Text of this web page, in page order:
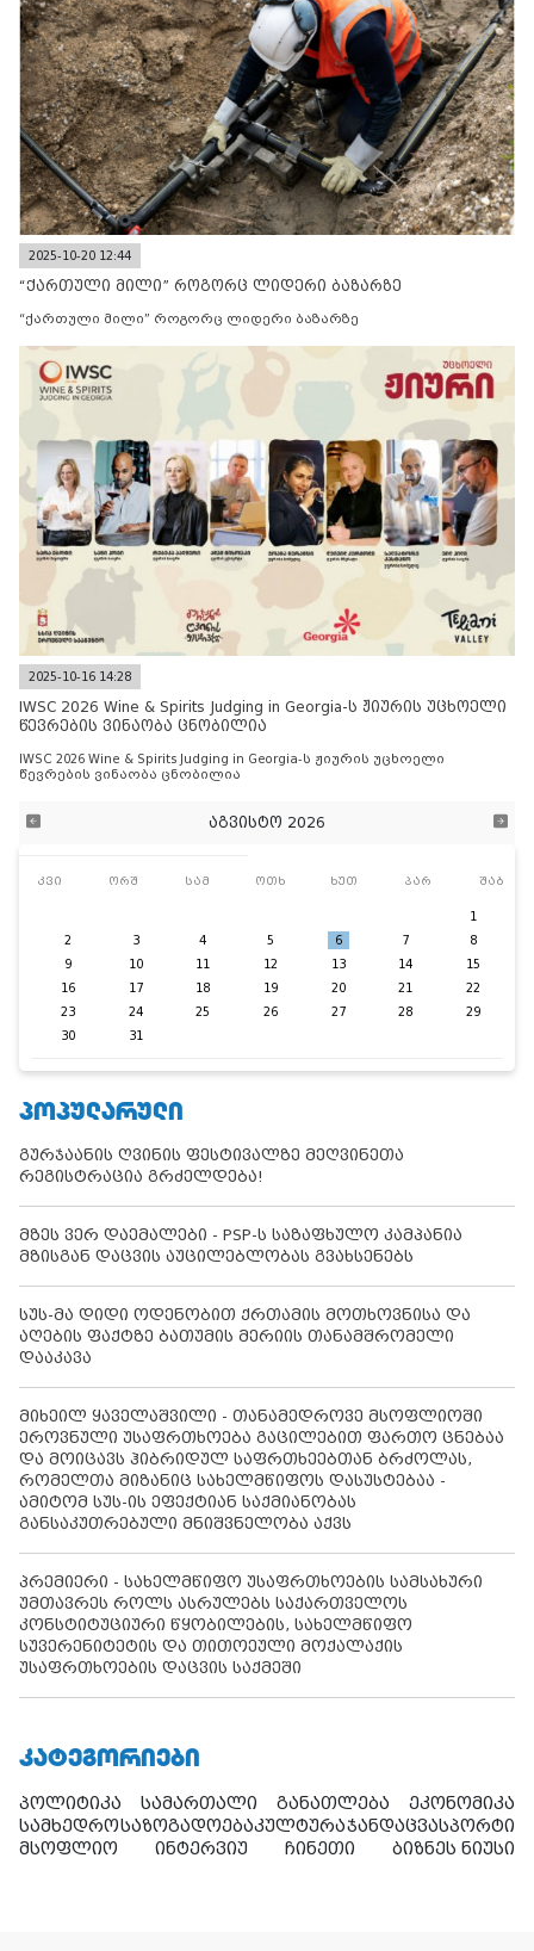
2025-10-20 12:44
“ქართული მილი” როგორც ლიდერი ბაზარზე
“ქართული მილი” როგორც ლიდერი ბაზარზე
2025-10-16 14:28
IWSC 2026 Wine & Spirits Judging in Georgia-ს ჟიურის უცხოელი
წევრების ვინაობა ცნობილია
IWSC 2026 Wine & Spirits Judging in Georgia-ს ჟიურის უცხოელი
წევრების ვინაობა ცნობილია
აგვისტო 2026
კვი ორშ სამ ოთხ ხუთ პარ შაბ
1
2
3 4 5 6 7
8
9
10 11 12 13 14
15
16
17 18 19 20 21
22
23
24 25 26 27 28
29
30
31
ᲞᲝᲞᲣᲚᲐᲠᲣᲚᲘ
გურჯაანის ღვინის ფესტივალზე მეღვინეთა
რეგისტრაცია გრძელდება!
მზეს ვერ დაემალები - PSP-ს საზაფხულო კამპანია
მზისგან დაცვის აუცილებლობას გვახსენებს
სუს-მა დიდი ოდენობით ქრთამის მოთხოვნისა და
აღების ფაქტზე ბათუმის მერიის თანამშრომელი
დააკავა
მიხეილ ყაველაშვილი - თანამედროვე მსოფლიოში
ეროვნული უსაფრთხოება გაცილებით ფართო ცნებაა
და მოიცავს ჰიბრიდულ საფრთხეებთან ბრძოლას,
რომელთა მიზანიც სახელმწიფოს დასუსტებაა -
ამიტომ სუს-ის ეფექტიან საქმიანობას
განსაკუთრებული მნიშვნელობა აქვს
პრემიერი - სახელმწიფო უსაფრთხოების სამსახური
უმთავრეს როლს ასრულებს საქართველოს
კონსტიტუციური წყობილების, სახელმწიფო
სუვერენიტეტის და თითოეული მოქალაქის
უსაფრთხოების დაცვის საქმეში
ᲙᲐᲢᲔᲒᲝᲠᲘᲔᲑᲘ
პოლიტიკა სამართალი განათლება
ეკონომიკა
სამხედროსაზოგადოებაკულტურაჯანდაცვასპორტი
მსოფლიო
ინტერვიუ ჩინეთი ბიზნეს ნიუსი